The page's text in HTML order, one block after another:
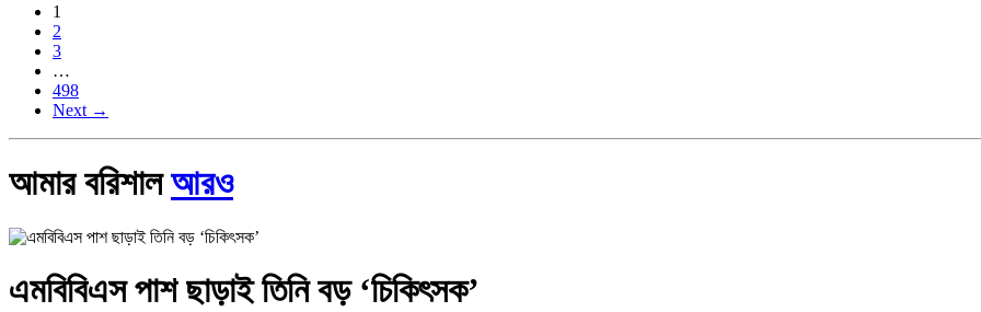
1
2
3
…
498
Next →
আমার বরিশালআরও
এমবিবিএস পাশ ছাড়াই তিনি বড় ‘চিকিৎসক’